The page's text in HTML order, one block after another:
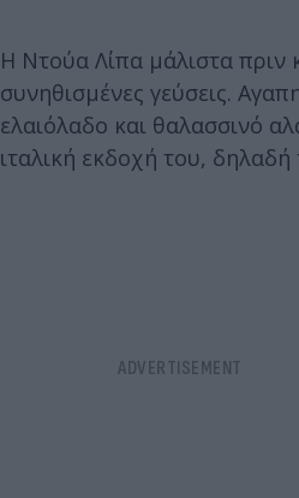
Η Ντούα Λίπα μάλιστα πριν
συνηθισμένες γεύσεις.
ελαιόλαδο και θαλασσινό
ιταλική εκδοχή του,